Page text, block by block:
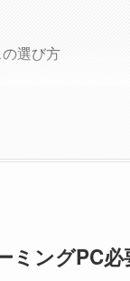
選び方
ミングPC必